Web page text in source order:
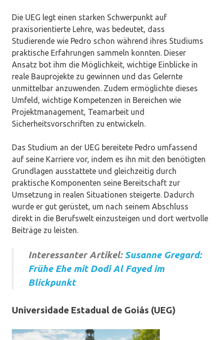
Die UEG legt einen starken Schwerpunkt auf
praxisorientierte Lehre, was bedeutet, dass
Studierende wie Pedro schon während ihres Studiums
praktische Erfahrungen sammeln konnten. Dieser
Ansatz bot ihm die Möglichkeit, wichtige Einblicke in
reale Bauprojekte zu gewinnen und das Gelernte
unmittelbar anzuwenden. Zudem ermöglichte dieses
Umfeld, wichtige Kompetenzen in Bereichen wie
Projektmanagement, Teamarbeit und
Sicherheitsvorschriften zu entwickeln.
Das Studium an der UEG bereitete Pedro umfassend
auf seine Karriere vor, indem es ihn mit den benötigten
Grundlagen ausstattete und gleichzeitig durch
praktische Komponenten seine Bereitschaft zur
Umsetzung in realen Situationen steigerte. Dadurch
wurde er gut gerüstet, um nach seinem Abschluss
direkt in die Berufswelt einzusteigen und dort wertvolle
Beiträge zu leisten.
Interessanter Artikel: Susanne Gregard:
Frühe Ehe mit Dodi Al Fayed im
Blickpunkt
Universidade Estadual de Goiás (UEG)